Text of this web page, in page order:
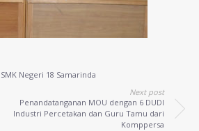
Negeri 18 Samarinda
Next post
Penandatanganan MOU dengan 6 DUDI
Industri Percetakan dan Guru Tamu dari
Komppersa